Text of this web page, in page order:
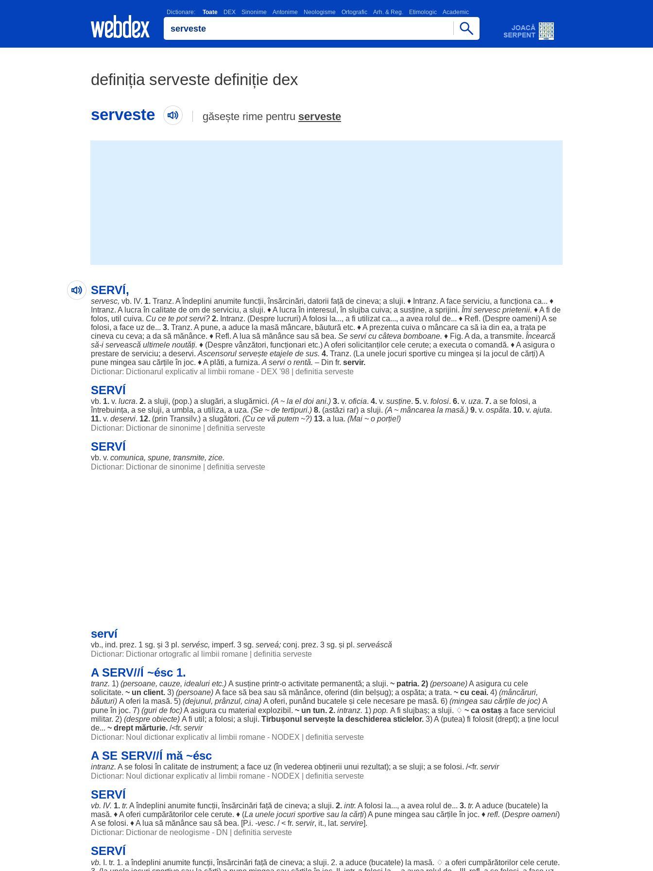
Dictionare: Toate DEX Sinonime Antonime Neologisme Ortografic Arh. & Reg. Etimologic Academic
definiția serveste definiție dex
serveste
găsește rime pentru serveste
SERVÍ,
servesc, vb. IV. 1. Tranz. Aîndeplini anumite funcții,însărcinări, datorii față de cineva; a sluji. ♦ Intranz. A face serviciu, a funcționa ca... ♦
Intranz. A lucra în calitate de om de serviciu, a sluji. ♦ A lucra în interesul , în slujba cuiva; a susține, a sprijini. Îmi servesc prietenii. ♦ A fi de
folos, util cuiva. Cu ce te pot servi? 2. Intranz. (Despre lucruri) A folosi la..., a fi utilizatca..., a avea rolul de... ♦ Refl. (Despre oameni) A se
folosi, a face uz de... 3. Tranz. A pune, a aduce la masă mâncare, băutură etc. ♦ A prezenta cuiva o mâncare ca să ia din ea, a trata pe
cineva cu ceva; a da să mănânce. ♦ Refl. A lua să mănânce sau să bea. Se servi cu câteva bomboane. ♦ Fig. A da, a transmite. Încearcă
să-i servească ultimele noutăți. ♦ (Despre vânzători, funcționari etc.) A oferi solicitanților cele cerute; a executa o comandă. ♦ A asigura o
prestare de serviciu; a deservi. Ascensorul servește etajele de sus. 4. Tranz. (La unele jocuri sportive cu mingea și la jocul de cărți) A
pune mingea sau cărțileîn joc. ♦ A plăti, a furniza. A servi o rentă. – Din fr. servir.
Dictionar: Dictionarul explicativ al limbii romane - DEX '98
definitia serveste
SERVÍ
vb. 1. v. lucra. 2. a sluji, (pop.) a slugări, a slugărnici. (A ~ la el doi ani.) 3. v. oficia. 4. v. susține. 5. v. folosi. 6. v. uza. 7. a se folosi, a
întrebuința, a se sluji, a umbla, a utiliza, a uza. (Se ~ de tertipuri.) 8. (astăzi rar) a sluji. (A ~ mâncarea la masă.) 9. v. ospăta. 10. v. ajuta.
11. v. deservi. 12. (prin Transilv.) a slugători. (Cu ce vă putem ~?) 13. a lua. (Mai ~ o porție!)
Dictionar: Dictionar de sinonime
definitia serveste
SERVÍ
vb. v. comunica, spune, transmite, zice.
Dictionar: Dictionar de sinonime
definitia serveste
serví
vb., ind. prez. 1 sg. și 3 pl. servésc, imperf. 3 sg. serveá; conj. prez. 3 sg. și pl. serveáscă
Dictionar: Dictionar ortografic al limbii romane
definitia serveste
A SERV//Í ~ésc 1.
tranz. 1) (persoane, cauze, idealuri etc.) A susține printr-o activitate permanentă; a sluji. ~ patria. 2) (persoane)A asigura cu cele
solicitate. ~ un client. 3) (persoane) A face să bea sau să mănânce, oferind (din belșug); a ospăta; a trata. ~ cu ceai. 4) (mâncăruri,
băuturi) A oferi la masă. 5) (dejunul, prânzul, cina) A oferi, punând bucatele și cele necesare pe masă. 6) (mingea sau cărțile de joc) A
pune în joc. 7) (guri de foc)A asigura cu material explozibil . ~ un tun. 2. intranz. 1) pop. A fi slujbaș; a sluji. ♢ ~ ca ostaș a face serviciul
militar. 2) (despre obiecte) A fi util ; a folosi; a sluji. Tirbușonul servește la deschiderea sticlelor. 3) A (putea) fi folosit(drept); a ține locul
de... ~ drept mărturie. /<fr. servir
Dictionar: Noul dictionar explicativ al limbii romane - NODEX
definitia serveste
A SE SERV//Í mă ~ésc
intranz. A se folosi în calitate de instrument; a face uz (în vederea obținerii unui rezultat); a se sluji; a se folosi. /<fr. servir
Dictionar: Noul dictionar explicativ al limbii romane - NODEX
definitia serveste
SERVÍ
vb. IV. 1. tr. Aîndeplini anumite funcții,însărcinări față de cineva; a sluji. 2. intr. A folosi la..., a avea rolul de... 3. tr. A aduce (bucatele) la
masă. ♦ A oferi cumpărătorilor cele cerute. ♦ (La unele jocuri sportive sau la cărți) A pune mingea sau cărțileîn joc. ♦ refl. (Despre oameni)
A se folosi. ♦ A lua să mănânce sau să bea. [P.i. -vesc. / < fr. servir, it., lat. servire].
Dictionar: Dictionar de neologisme - DN
definitia serveste
SERVÍ
vb. I. tr. 1. aîndeplini anumite funcții,însărcinări față de cineva; a sluji. 2. a aduce (bucatele) la masă. ♢ a oferi cumpărătorilor cele cerute.